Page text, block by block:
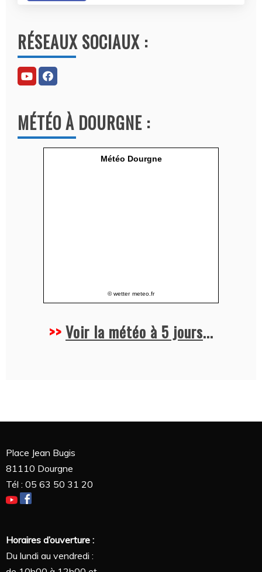
t
e
r
n
t
i
RÉSEAUX SOCIAUX :
MÉTÉO À DOURGNE :
Météo Dourgne
© wetter meteo.fr
>>Voir la météo à 5 jours...
Place Jean Bugis
81110 Dourgne
Tél : 05 63 50 31 20
Horaires d’ouverture :
Du lundi au vendredi :